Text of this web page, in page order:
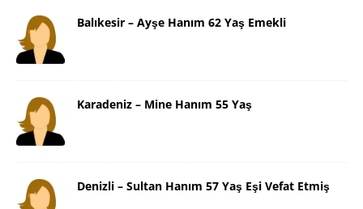
Balıkesir – Ayşe Hanım 62 Yaş Emekli
Karadeniz – Mine Hanım 55 Yaş
Denizli – Sultan Hanım 57 Yaş Eşi Vefat Etmiş